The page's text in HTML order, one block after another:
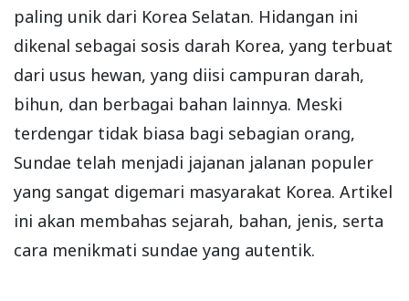
paling unik dari Korea Selatan. Hidangan ini
dikenal sebagai sosis darah Korea, yang terbuat
dari usus hewan, yang diisi campuran darah,
bihun, dan berbagai bahan lainnya. Meski
terdengar tidak biasa bagi sebagian orang,
Sundae telah menjadi jajanan jalanan populer
yang sangat digemari masyarakat Korea. Artikel
ini akan membahas sejarah, bahan, jenis, serta
cara menikmati sundae yang autentik.